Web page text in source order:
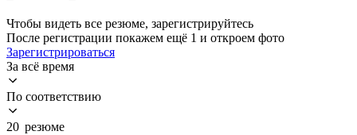
Чтобы видеть все резюме, зарегистрируйтесь
После регистрации покажем ещё 1 и откроем фото
Зарегистрироваться
За всё время
По соответствию
20 резюме